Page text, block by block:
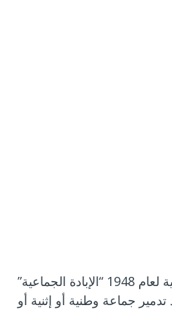
طبقاً لاتفاقية الإبادة الجماعية لعام 1948 “الإبادة الجماعية”
جماعة وطنية أو إثنية أو